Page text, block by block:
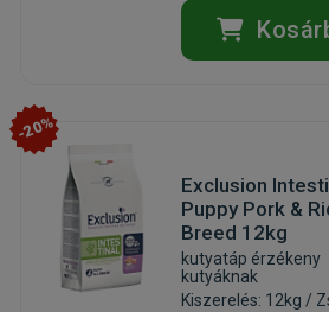
-20%
Exclusion
Puppy Pork &
Breed 12kg
kutyatáp érzékeny
kutyáknak
Kiszerelés: 12kg /